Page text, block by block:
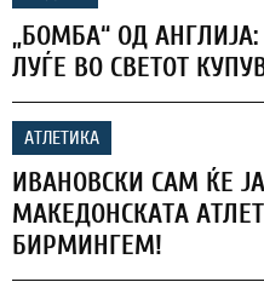
„БОМБА“ ОД
ЛУЃЕ ВО СВЕТОТ
АТЛЕТИКА
ИВАНОВСКИ САМ ЌЕ
МАКЕДОНСКАТА
БИРМИНГЕМ!